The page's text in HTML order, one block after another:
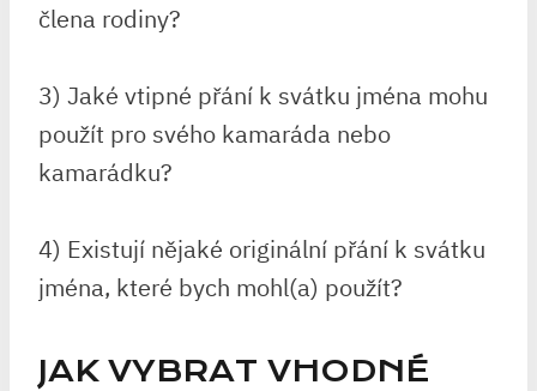
člena rodiny?
3) Jaké vtipné přání k svátku jména mohu
použít pro svého kamaráda nebo
kamarádku?
4) Existují nějaké originální přání k svátku
jména, které bych mohl(a) použít?
JAK VYBRAT VHODNÉ